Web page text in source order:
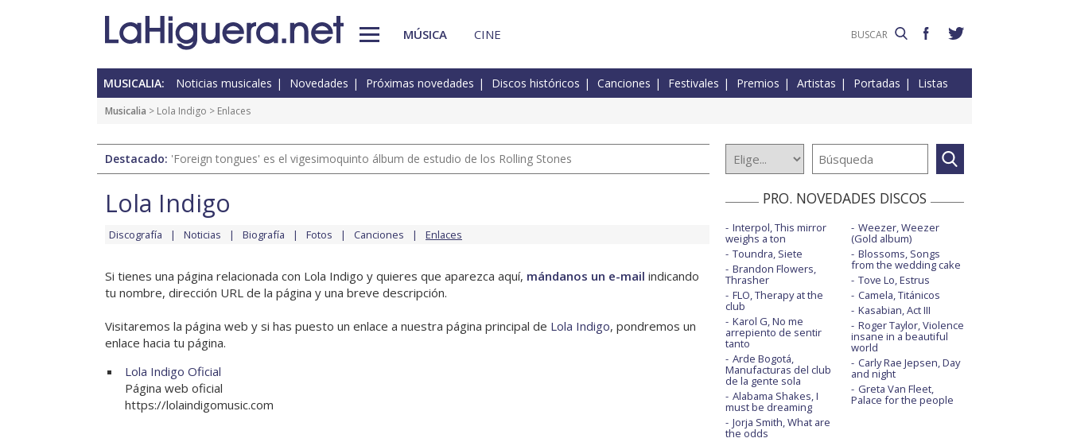
MÚSICA CINE
MUSICALIA: Noticias musicales Novedades Próximas novedades Discos históricos Canciones Festivales Premios Artistas Portadas Listas
Musicalia > Lola Indigo > Enlaces
Destacado: 'Foreign tongues' es el vigesimoquinto álbum de estudio de los Rolling Stones
Lola Indigo
Discografía Noticias Biografía Fotos Canciones Enlaces
Si tienes una página relacionada con Lola Indigo y quieres que aparezca aquí, mándanos un e-mail indicando
tu nombre, dirección URL de la página y una breve descripción.
Visitaremos la página web y si has puesto un enlace a nuestra página principal de Lola Indigo, pondremos un
enlace hacia tu página.
Lola Indigo Oficial
Página web oficial
https://lolaindigomusic.com
PRO. NOVEDADES DISCOS
Interpol, This mirror
weighs a ton
Toundra, Siete
Brandon Flowers,
Thrasher
FLO, Therapy at the
club
Karol G, No me
arrepiento de sentir
tanto
Arde Bogotá,
Manufacturas del club
de la gente sola
Alabama Shakes, I
must be dreaming
Jorja Smith, What are
the odds
Weezer, Weezer
(Gold album)
Blossoms, Songs
from the wedding cake
Tove Lo, Estrus
Camela, Titánicos
Kasabian, Act III
Roger Taylor, Violence
insane in a beautiful
world
Carly Rae Jepsen, Day
and night
Greta Van Fleet,
Palace for the people